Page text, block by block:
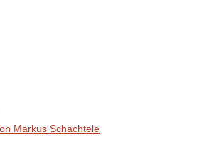
Markus Schächtele